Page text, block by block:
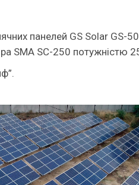
панелей GS Solar GS-
SMA SC-250 потужністю